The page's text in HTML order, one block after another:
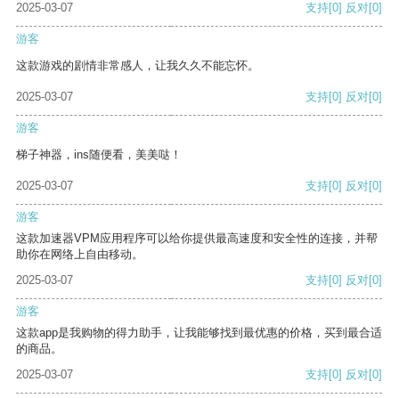
2025-03-07
支持[0] 反对[0]
游客
这款游戏的剧情非常感人，让我久久不能忘怀。
2025-03-07 支持[0] 反对[0]
游客
梯子神器，ins随便看，美美哒！
2025-03-07 支持[0] 反对[0]
游客
这款加速器VPM应用程序可以给你提供最高速度和安全性的连接，并帮
助你在网络上自由移动。
2025-03-07
支持[0] 反对[0]
游客
这款app是我购物的得力助手，让我能够找到最优惠的价格，买到最合适
的商品。
2025-03-07
支持[0] 反对[0]